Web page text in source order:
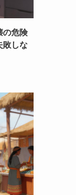
の危険
敗しな